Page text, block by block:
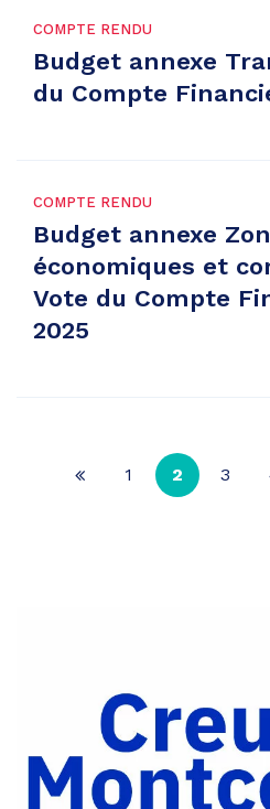
COMPTE RENDU
Budget annexe
du Compte
COMPTE RENDU
Budget annexe
économiques et
Vote du Compte
2025
Page
1 2 3